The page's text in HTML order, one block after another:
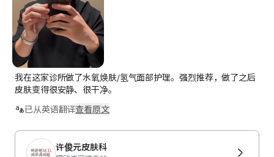
我在这家诊所做了水氧焕肤/氢气面部护理。强烈推荐，做了之后
皮肤变得很安静、很干净。
已从英语翻译查看原文
许俊元皮肤科